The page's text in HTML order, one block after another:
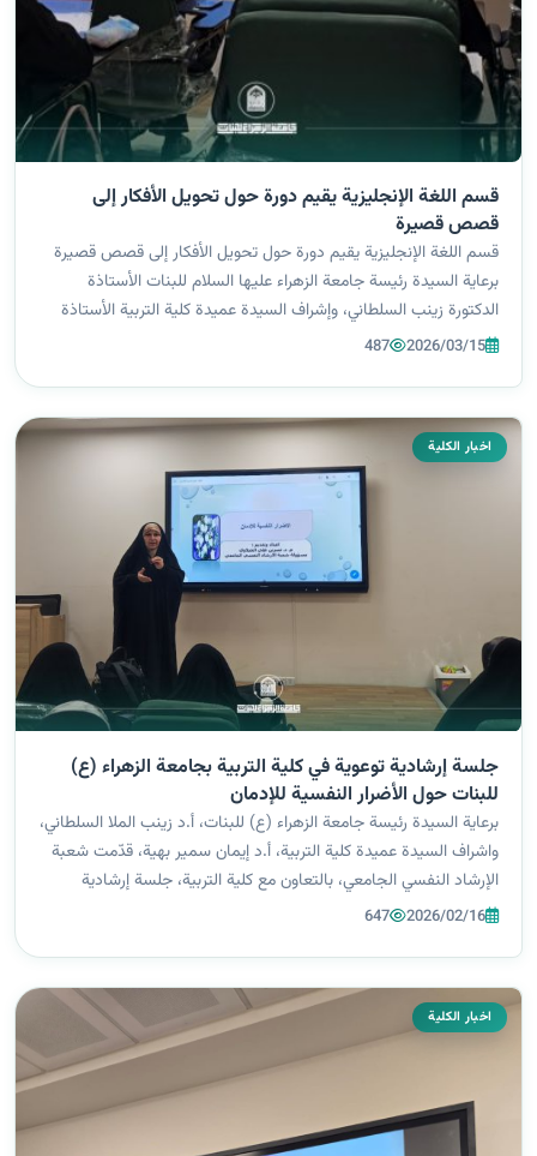
قسم اللغة الإنجليزية يقيم دورة حول تحويل الأفكار إلى
قصص قصيرة
قسم اللغة الإنجليزية يقيم دورة حول تحويل الأفكار إلى قصص قصيرة
برعاية السيدة رئيسة جامعة الزهراء عليها السلام للبنات الأستاذة
الدكتورة زينب السلطاني، وإشراف السيدة عميدة كلية التربية الأستاذة
الدكتورة إيمان سمير بهية، أقام قسم اللغة الإنجليزية في كلية التربية...
2026/03/15
487
اخبار الكلية
جلسة إرشادية توعوية في كلية التربية بجامعة الزهراء (ع)
للبنات حول الأضرار النفسية للإدمان
برعاية السيدة رئيسة جامعة الزهراء (ع) للبنات، أ.د زينب الملا السلطاني،
واشراف السيدة عميدة كلية التربية، أ.د إيمان سمير بهية، قدّمت شعبة
الإرشاد النفسي الجامعي، بالتعاون مع كلية التربية، جلسة إرشادية
توعوية بعنوان (الأضرار النفسية للإدمان) لطالبات قسم اللغة ال...
2026/02/16
647
اخبار الكلية